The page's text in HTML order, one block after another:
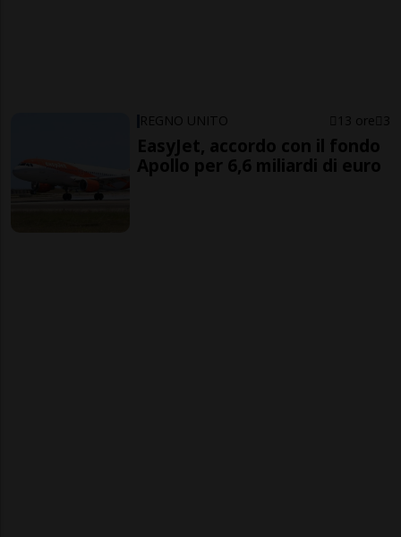
REGNO UNITO 13 ore 3
EasyJet, accordo con il fondo
Apollo per 6,6 miliardi di euro